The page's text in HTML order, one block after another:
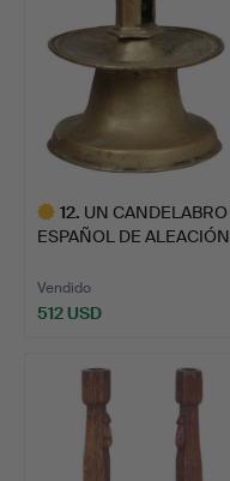
12. UN CANDELABRO
ESPAÑOL DE ALEACIÓN
Vendido
512 USD
seleccionado